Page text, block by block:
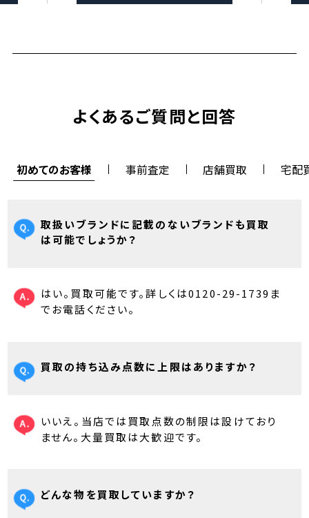
よくあるご質問と回答
初めてのお客様 事前査定 店舗買取 宅配
取扱いブランドに記載のないブランドも買取
は可能でしょうか？
はい。買取可能です。詳しくは0120-29-1739ま
でお電話ください。
買取の持ち込み点数に上限はありますか？
いいえ。当店では買取点数の制限は設けており
ません。大量買取は大歓迎です。
どんな物を買取していますか？